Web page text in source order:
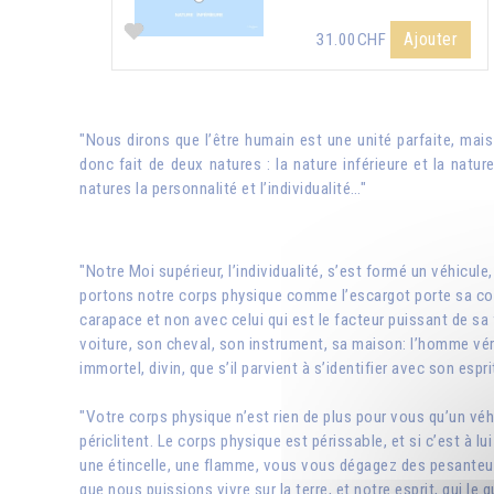
31.00CHF Ajouter
"Nous dirons que l’être humain est une unité parfaite,
donc fait de deux natures : la nature inférieure et la
natures la personnalité et l’individualité…"
"Notre Moi supérieur, l’individualité, s’est formé un
portons notre corps physique comme l’escargot porte sa
carapace et non avec celui qui est le facteur puissant de sa
voiture, son cheval, son instrument, sa maison: l’homme
immortel, divin, que s’il parvient à s’identifier avec son
"Votre corps physique n’est rien de plus pour vous qu’un
périclitent. Le corps physique est périssable, et si c’est à
une étincelle, une flamme, vous vous dégagez des
que nous puissions vivre sur la terre, et notre esprit, qui le